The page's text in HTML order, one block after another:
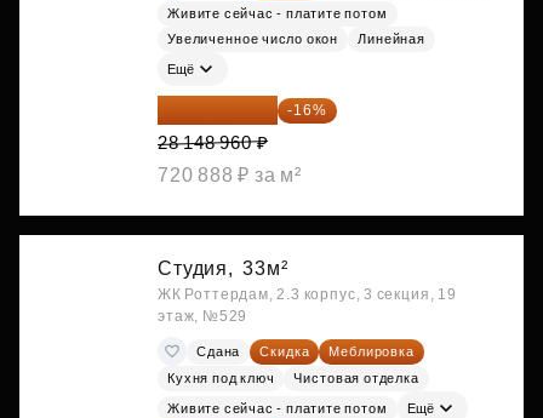
Живите сейчас - платите потом
Увеличенное число окон
Линейная
Ещё
23 645 126 ₽ -16%
28 148 960 ₽
720 888 ₽ за м²
Студия, 33м²
ЖК Роттердам, 2.3 корпус, 3 секция, 19
этаж, №529
Сдана Скидка
Меблировка
Кухня под ключ
Чистовая отделка
Живите сейчас - платите потом Ещё